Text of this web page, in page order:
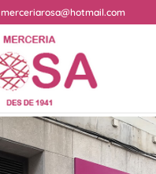
merceriarosa@hotmail.com